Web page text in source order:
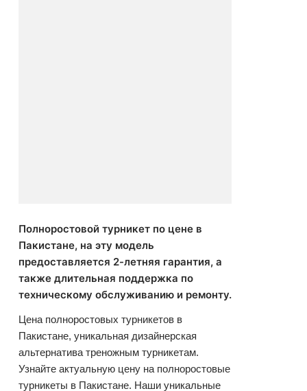
Полноростовой турникет по цене в
Пакистане, на эту модель
предоставляется 2-летняя гарантия, а
также длительная поддержка по
техническому обслуживанию и ремонту.
Цена полноростовых турникетов в
Пакистане, уникальная дизайнерская
альтернатива треножным турникетам.
Узнайте актуальную цену на полноростовые
турникеты в Пакистане. Наши уникальные